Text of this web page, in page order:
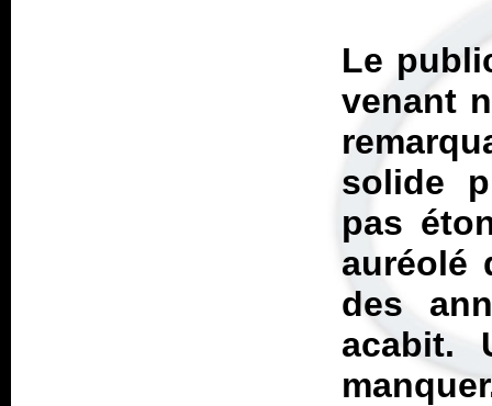
Le
venant
solide
pas
auréolé
des
acabit.